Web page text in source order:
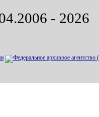
- 2026